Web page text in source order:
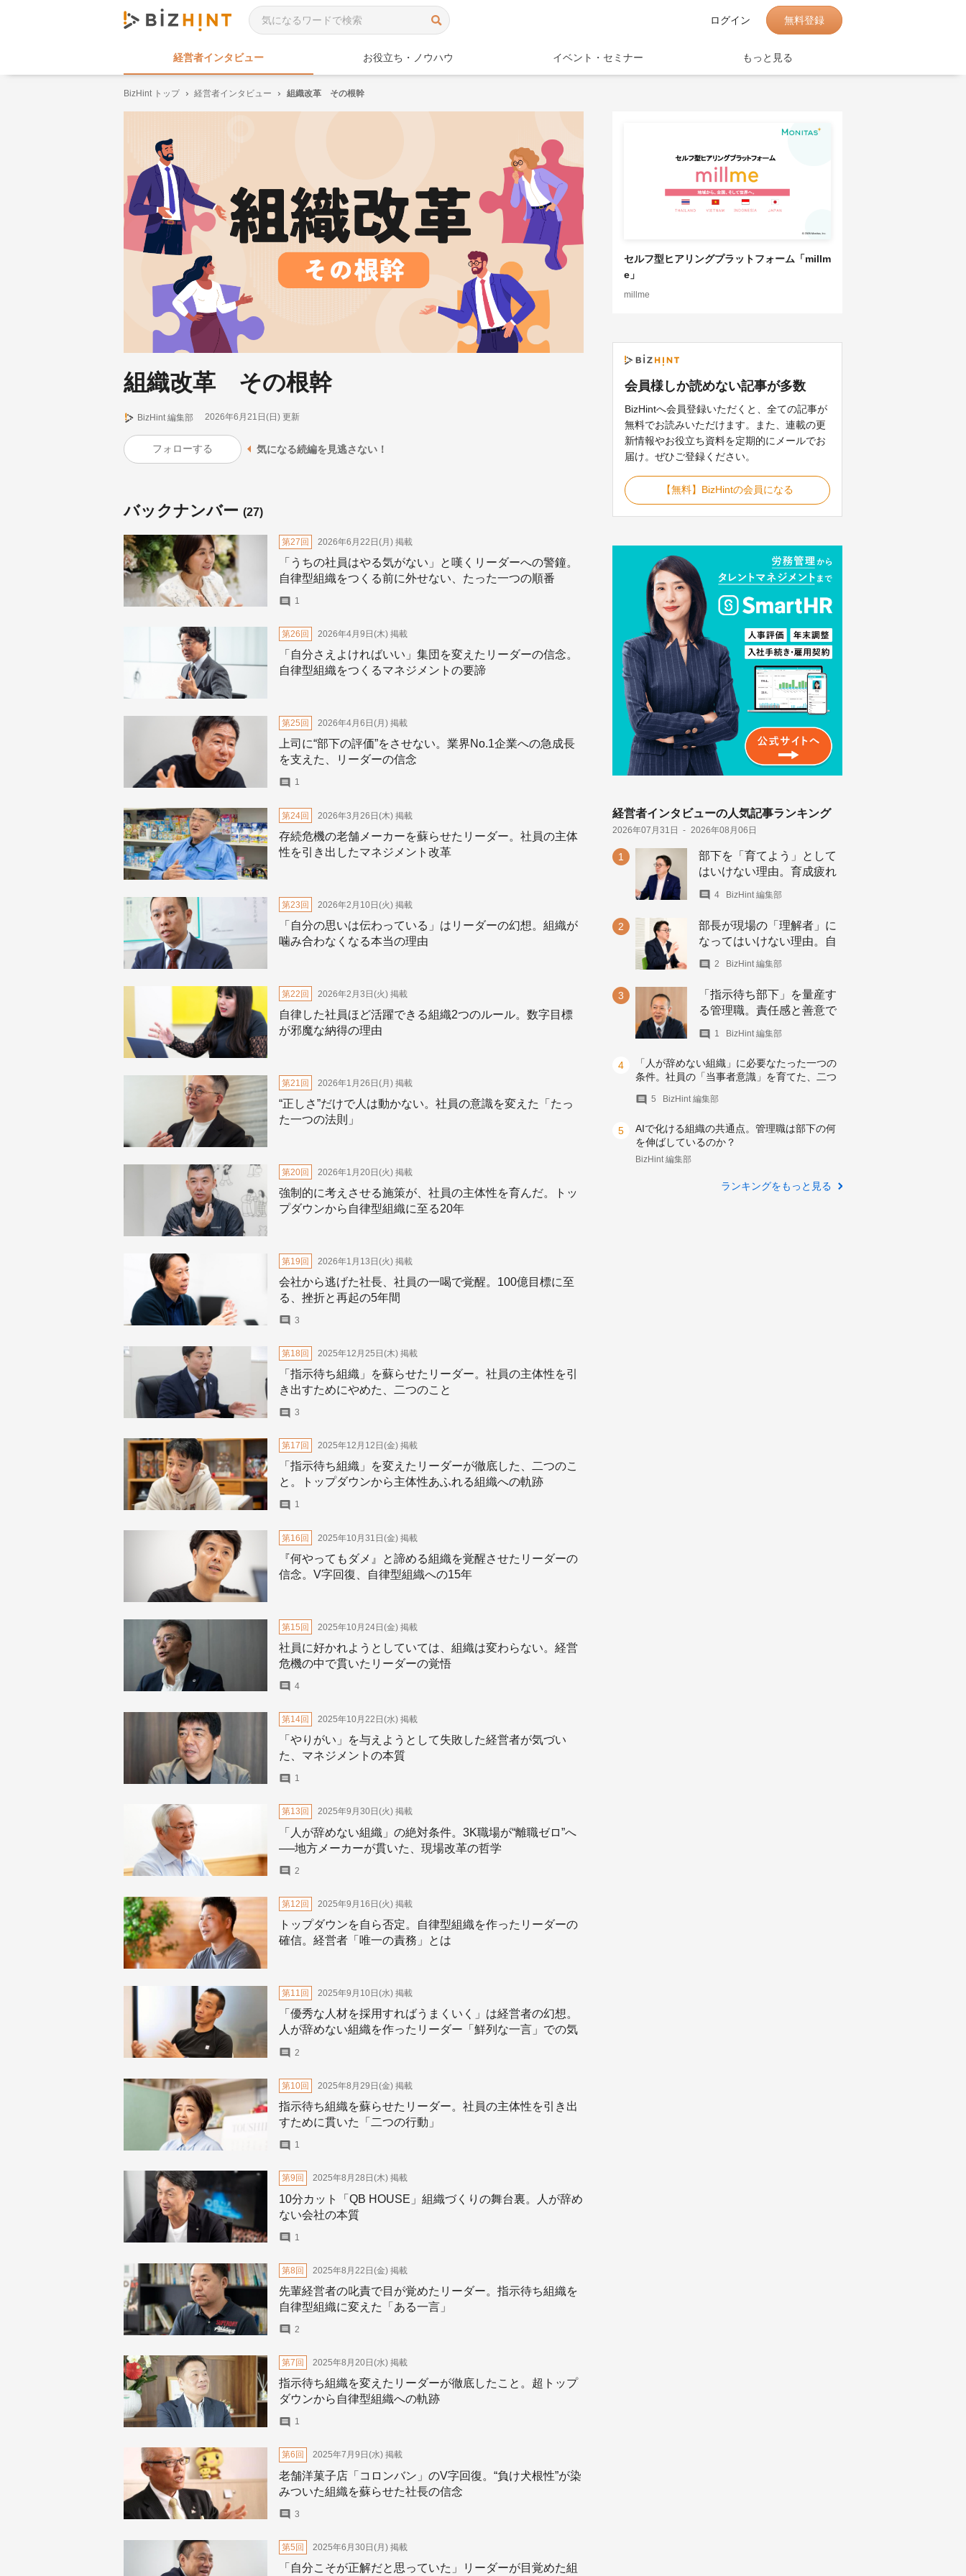
検索 ログイン 無料登録
経営者インタビュー お役立ち・ノウハウ イベント・セミナー もっと見る
BizHint トップ 経営者インタビュー 組織改革 その根幹
組織改革 その根幹
バックナンバー (27)
「うちの社員はやる気がない」と嘆くリーダーへの警鐘。
自律型組織をつくる前に外せない、たった一つの順番
1
第27回 2026年6月22日(月)掲載
「自分さえよければいい」集団を変えたリーダーの信念。
自律型組織をつくるマネジメントの要諦
第26回 2026年4月9日(木)掲載
上司に“部下の評価”をさせない。業界No.1企業への急成長
を支えた、リーダーの信念
1
第25回 2026年4月6日(月)掲載
存続危機の老舗メーカーを蘇らせたリーダー。社員の主体
性を引き出したマネジメント改革
第24回 2026年3月26日(木)掲載
「自分の思いは伝わっている」はリーダーの幻想。組織が
噛み合わなくなる本当の理由
第23回 2026年2月10日(火)掲載
自律した社員ほど活躍できる組織2つのルール。数字目標
が邪魔な納得の理由
第22回 2026年2月3日(火)掲載
“正しさ”だけで人は動かない。社員の意識を変えた「たっ
た一つの法則」
第21回 2026年1月26日(月)掲載
強制的に考えさせる施策が、社員の主体性を育んだ。トッ
プダウンから自律型組織に至る20年
第20回 2026年1月20日(火)掲載
会社から逃げた社長、社員の一喝で覚醒。100億目標に至
る、挫折と再起の5年間
3
第19回 2026年1月13日(火)掲載
「指示待ち組織」を蘇らせたリーダー。社員の主体性を引
き出すためにやめた、二つのこと
3
第18回 2025年12月25日(木)掲載
「指示待ち組織」を変えたリーダーが徹底した、二つのこ
と。トップダウンから主体性あふれる組織への軌跡
1
第17回 2025年12月12日(金)掲載
『何やってもダメ』と諦める組織を覚醒させたリーダーの
信念。V字回復、自律型組織への15年
第16回 2025年10月31日(金)掲載
社員に好かれようとしていては、組織は変わらない。経営
危機の中で貫いたリーダーの覚悟
4
第15回 2025年10月24日(金)掲載
「やりがい」を与えようとして失敗した経営者が気づい
た、マネジメントの本質
1
第14回 2025年10月22日(水)掲載
「人が辞めない組織」の絶対条件。3K職場が“離職ゼロ”へ
──地方メーカーが貫いた、現場改革の哲学
2
第13回 2025年9月30日(火)掲載
トップダウンを自ら否定。自律型組織を作ったリーダーの
確信。経営者「唯一の責務」とは
第12回 2025年9月16日(火)掲載
「優秀な人材を採用すればうまくいく」は経営者の幻想。
人が辞めない組織を作ったリーダー「鮮列な一言」での気
づき
2
第11回 2025年9月10日(水)掲載
指示待ち組織を蘇らせたリーダー。社員の主体性を引き出
すために貫いた「二つの行動」
1
第10回 2025年8月29日(金)掲載
10分カット「QB HOUSE」組織づくりの舞台裏。人が辞め
ない会社の本質
1
第9回 2025年8月28日(木)掲載
先輩経営者の叱責で目が覚めたリーダー。指示待ち組織を
自律型組織に変えた「ある一言」
2
第8回 2025年8月22日(金)掲載
指示待ち組織を変えたリーダーが徹底したこと。超トップ
ダウンから自律型組織への軌跡
1
第7回 2025年8月20日(水)掲載
老舗洋菓子店「コロンバン」のV字回復。“負け犬根性”が染
みついた組織を蘇らせた社長の信念
3
第6回 2025年7月9日(水)掲載
「自分こそが正解だと思っていた」リーダーが目覚めた組
第5回 2025年6月30日(月)掲載
気になる続編を見逃さない！
フォローする
BizHint 編集部 2026年6月21日(日)更新
セルフ型ヒアリングプラットフォーム「millm
e」
millme
会員様しか読めない記事が多数
BizHintへ会員登録いただくと、全ての記事が
無料でお読みいただけます。また、連載の更
新情報やお役立ち資料を定期的にメールでお
届け。ぜひご登録ください。
【無料】BizHintの会員になる
経営者インタビューの人気記事ランキング
部下を「育てよう」として
はいけない理由。育成疲れ
の管理職を救う、3つの視
点
4 BizHint 編集部
部長が現場の「理解者」に
なってはいけない理由。自
律型組織をつくるリーダー
の責務
2 BizHint 編集部
「指示待ち部下」を量産す
る管理職。責任感と善意で
踏む、5つの地雷
1 BizHint 編集部
「人が辞めない組織」に必要なたった一つの
条件。社員の「当事者意識」を育てた、二つ
5 BizHint 編集部
AIで化ける組織の共通点。管理職は部下の何
を伸ばしているのか？
BizHint 編集部
ランキングをもっと見る
2026年07月31日 2026年08月06日